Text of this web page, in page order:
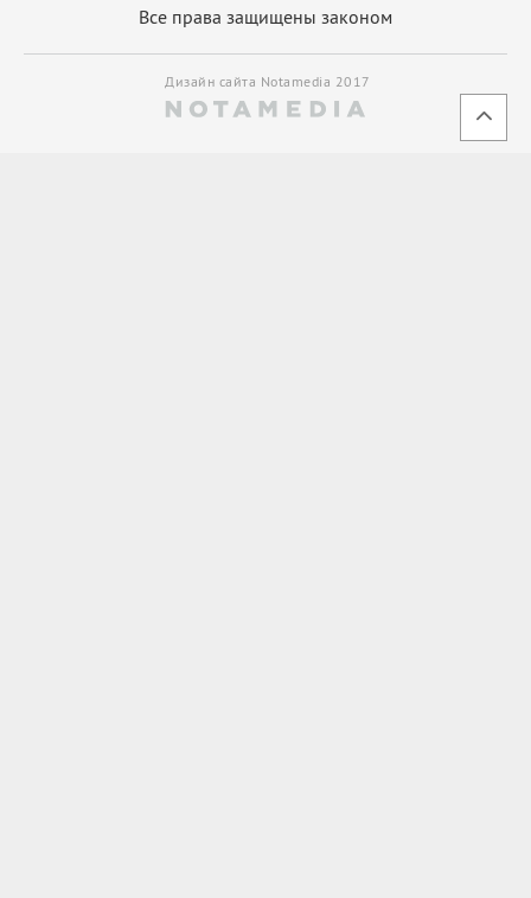
Все права защищены законом
Дизайн сайта Notamedia 2017